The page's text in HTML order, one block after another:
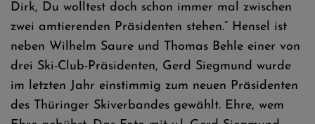
Dirk, Du wolltest doch schon immer mal zwischen
zwei amtierenden Präsidenten stehen.“ Hensel ist
neben Wilhelm Saure und Thomas Behle einer von
drei Ski-Club-Präsidenten, Gerd Siegmund wurde
im letzten Jahr einstimmig zum neuen Präsidenten
des Thüringer Skiverbandes gewählt. Ehre, wem